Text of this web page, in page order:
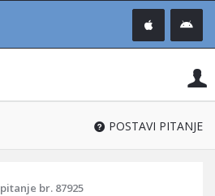
®
POSTAVI PITANJE
pitanje br. 87925